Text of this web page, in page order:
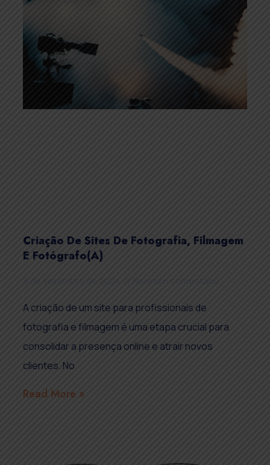
Criação De Sites De Fotografia, Filmagem
E Fotógrafo(a)
A criação de um site para profissionais de
fotografia e filmagem é uma etapa crucial para
consolidar a presença online e atrair novos
clientes. No
Read More »